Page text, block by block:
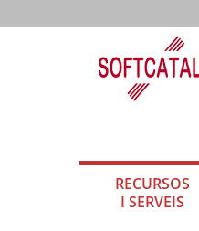
RECURSOS
I SERVEIS